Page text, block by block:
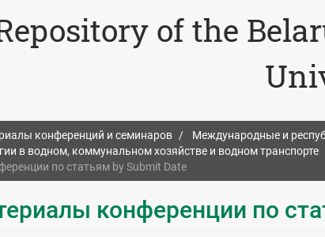
of the
конференций и семинаров
Международные и
в водном, коммунальном хозяйстве и водном транспорте
по статьям by Submit Date
конференции по